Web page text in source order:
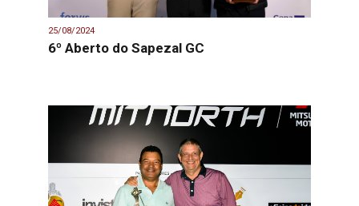
25/08/2024
6º Aberto do Sapezal GC